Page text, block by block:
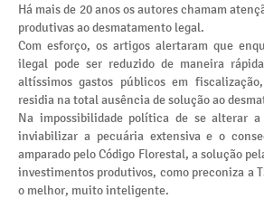
Há mais de 20 anos os autores chamam
produtivas ao desmatamento legal.
Com esforço, os artigos alertaram que
ilegal pode ser reduzido de maneira
altíssimos gastos públicos em
residia na total ausência de solução ao
Na impossibilidade política de se alterar
inviabilizar a pecuária extensiva e o
amparado pelo Código Florestal, a solução
investimentos produtivos, como preconiza a
o melhor, muito inteligente.